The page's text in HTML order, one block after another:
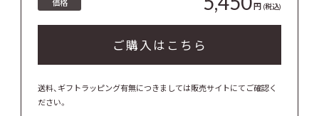
価格 円 (税込)
ご購入はこちら
送料、ギフトラッピング有無につきましては販売サイトにてご確認く
ださい。